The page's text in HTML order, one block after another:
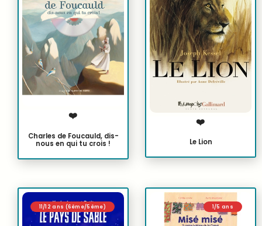
❤️
Charles de Foucauld, dis-
nous en qui tu crois !
❤️
Le Lion
11/12 ans (6ème/5ème) 1/5 ans